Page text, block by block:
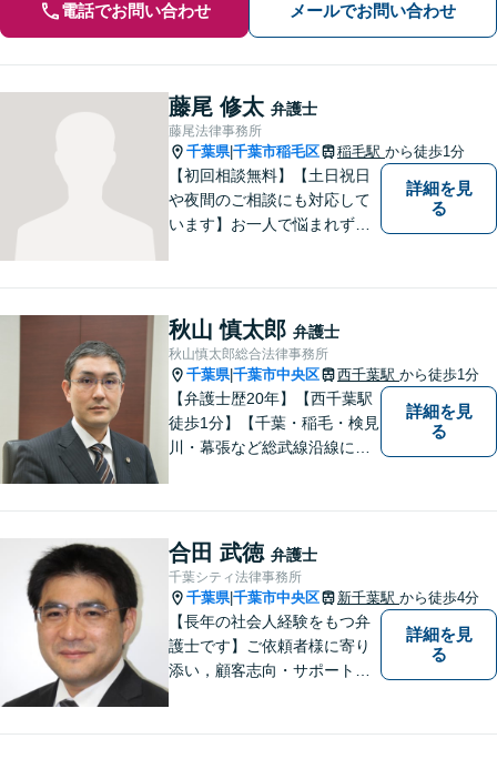
電話でお問い合わせ メールでお問い合わせ
藤尾 修太 弁護士
藤尾法律事務所
千葉県|千葉市稲毛区 稲毛駅 から徒歩1分
【初回相談無料】【土日祝日
や夜間のご相談にも対応して
います】お一人で悩まれず、
詳細を見
る
秋山 慎太郎 弁護士
秋山慎太郎総合法律事務所
千葉県|千葉市中央区 西千葉駅 から徒歩1分
【弁護士歴20年】【西千葉駅
徒歩1分】【千葉・稲毛・検見
川・幕張など総武線沿線にお
などお気軽にお問い合わせく
ださい【個人／企業いずれも
対応実績あり】
詳細を見
る
合田 武徳 弁護士
千葉シティ法律事務所
千葉県|千葉市中央区 新千葉駅 から徒歩4分
【長年の社会人経験をもつ弁
護士です】ご依頼者様に寄り
添い，顧客志向・サポート精
詳細を見
る